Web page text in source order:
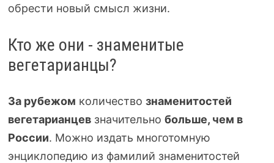
обрести новый смысл жизни.
Кто же они - знаменитые
вегетарианцы?
За рубежом количество знаменитостей
вегетарианцевзначительно больше, чем в
России. Можно издать многотомную
энциклопедию из фамилий знаменитостей